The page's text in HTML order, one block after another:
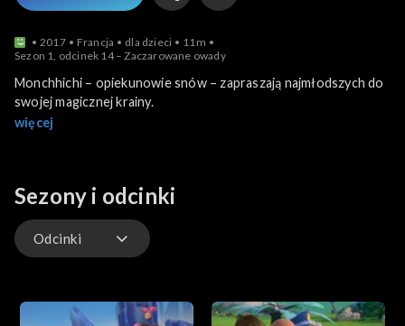
2017 Francja dla dzieci
11m
Sezon 1, odcinek 14 – Zaczarowane owady
Monchhichi – opiekunowie snów – zapraszają najmłodszych do
swojej magicznej krainy.
więcej
Sezony i odcinki
Odcinki